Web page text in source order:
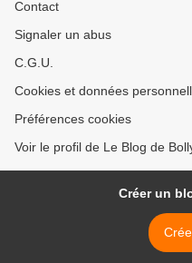
Contact
Signaler un abus
C.G.U.
Cookies et données
Préférences cookies
Voir le profil de Le Blog de
Créer un